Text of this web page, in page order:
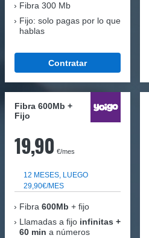
Fibra 300 Mb
Fijo: solo pagas por lo que
hablas
Contratar
Fibra 600Mb +
Fijo
19,90 €/mes
12 MESES, LUEGO
29,90€/MES
Fibra 600Mb + fijo
Llamadas a fijo infinitas +
60 min a números